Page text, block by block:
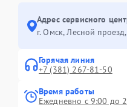
Адрес сервисного
г. Омск, ​Лесной
Горячая линия
+7 (381) 267-81-50
Время работы
Ежедневно с 9:00 до